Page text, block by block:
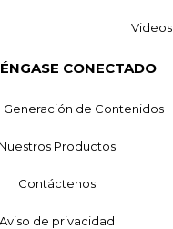
Videos
CONECTADO
Generación de Contenidos
Nuestros Productos
Contáctenos
Aviso de privacidad